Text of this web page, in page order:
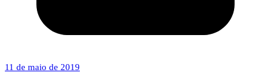
11 de maio de 2019